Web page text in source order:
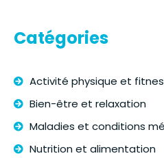
Catégories
Activité physique et
Bien-être et relaxation
Maladies et conditions
Nutrition et alimentation